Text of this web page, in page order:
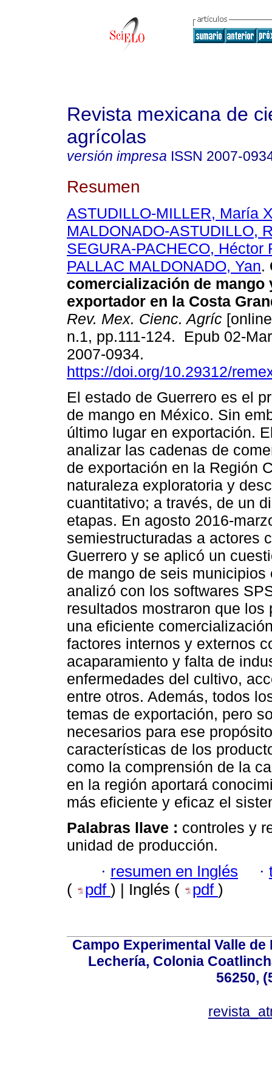
Revista mexicana de
agrícolas
versión impresa ISSN 2007-
Resumen
ASTUDILLO-MILLER, María
MALDONADO-ASTUDILLO,
SEGURA-PACHECO, Héctor
PALLAC MALDONADO, Yan.
comercialización de mango
exportador en la Costa
Rev. Mex. Cienc. Agríc
n.1, pp.111-124. Epub 02-
2007-0934.
https://doi.org/10.29312/
El estado de Guerrero es el
de mango en México. Sin
último lugar en exportación.
analizar las cadenas de
de exportación en la Región
naturaleza exploratoria y
cuantitativo; a través, de un
etapas. En agosto 2016-
semiestructuradas a actores
Guerrero y se aplicó un
de mango de seis
analizó con los softwares
resultados mostraron que
una eficiente
factores internos y externos
acaparamiento y falta de
enfermedades del cultivo,
entre otros. Además, todos
temas de exportación, pero
necesarios para ese
características de los
como la comprensión de la
en la región aportará
más eficiente y eficaz el
Palabras llave : controles y
unidad de producción.
· resumen en Inglés ·
(
pdf ) | Inglés ( pdf )
Campo Experimental Valle
Lechería, Colonia
56250,